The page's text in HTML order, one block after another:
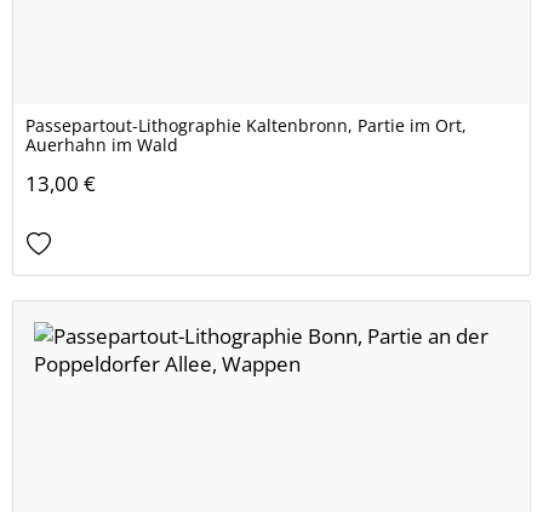
Passepartout-Lithographie Kaltenbronn, Partie im Ort,
Auerhahn im Wald
13,00 €